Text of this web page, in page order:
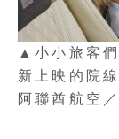
▲小小旅客
新上映的院
阿聯酋航空